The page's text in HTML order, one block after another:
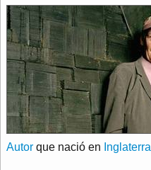
Autor que nació en Inglaterra